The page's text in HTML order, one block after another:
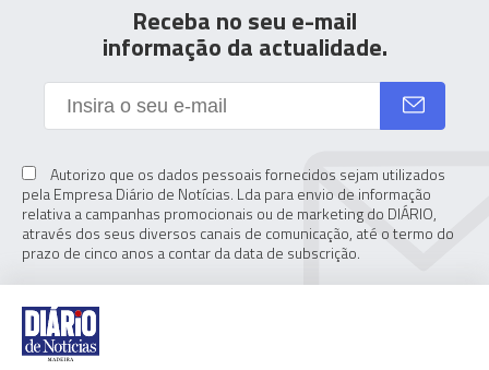
Receba no seu e-mail
informação da actualidade.
Autorizo que os dados pessoais fornecidos sejam utilizados
pela Empresa Diário de Notícias. Lda para envio de informação
relativa a campanhas promocionais ou de marketing do DIÁRIO,
através dos seus diversos canais de comunicação, até o termo do
prazo de cinco anos a contar da data de subscrição.